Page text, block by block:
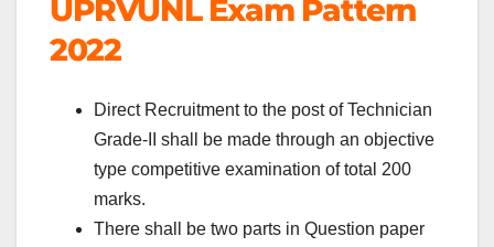
UPRVUNL Exam Pattern
2022
Direct Recruitment to the post of Technician
Grade-II shall be made through an objective
type competitive examination of total 200
marks.
There shall be two parts in Question paper